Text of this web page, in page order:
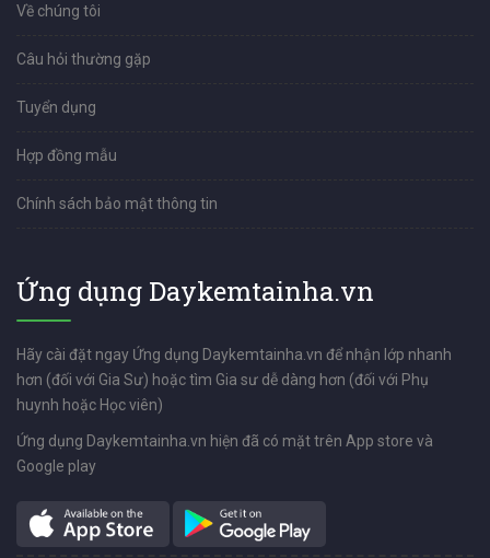
Về chúng tôi
Câu hỏi thường gặp
Tuyển dụng
Hợp đồng mẫu
Chính sách bảo mật thông tin
Ứng dụng Daykemtainha.vn
Hãy cài đặt ngay Ứng dụng Daykemtainha.vn để nhận lớp nhanh
hơn (đối với Gia Sư) hoặc tìm Gia sư dễ dàng hơn (đối với Phụ
huynh hoặc Học viên)
Ứng dụng Daykemtainha.vn hiện đã có mặt trên App store và
Google play